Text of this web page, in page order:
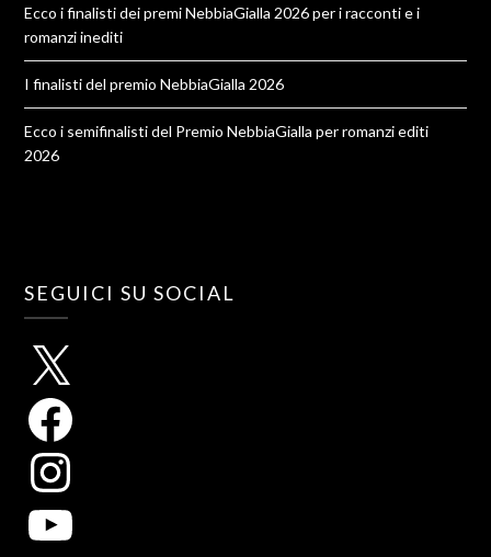
Ecco i finalisti dei premi NebbiaGialla 2026 per i racconti e i
romanzi inediti
I finalisti del premio NebbiaGialla 2026
Ecco i semifinalisti del Premio NebbiaGialla per romanzi editi
2026
SEGUICI SU SOCIAL